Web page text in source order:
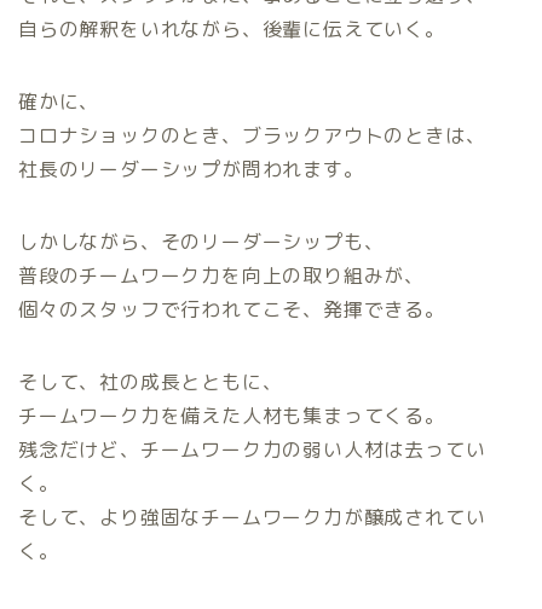
自らの解釈をいれながら、後輩に伝えていく。
確かに、
コロナショックのとき、ブラックアウトのときは、
社長のリーダーシップが問われます。
しかしながら、そのリーダーシップも、
普段のチームワーク力を向上の取り組みが、
個々のスタッフで行われてこそ、発揮できる。
そして、社の成長とともに、
チームワーク力を備えた人材も集まってくる。
残念だけど、チームワーク力の弱い人材は去ってい
く。
そして、より強固なチームワーク力が醸成されてい
く。